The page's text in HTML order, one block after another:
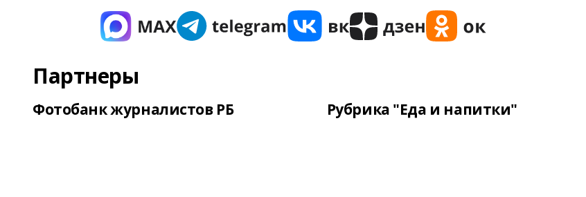
Партнеры
Фотобанк журналистов РБ Рубрика "Еда и напитки"